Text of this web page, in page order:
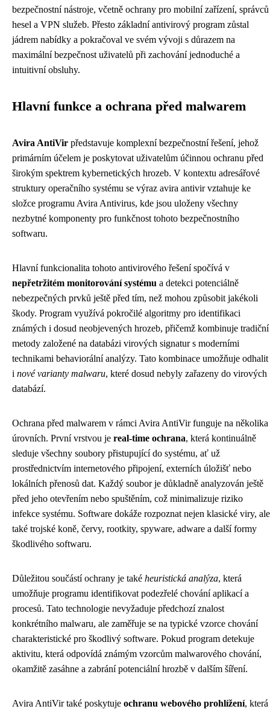
bezpečnostní nástroje, včetně ochrany pro mobilní zařízení, správců
hesel a VPN služeb. Přesto základní antivirový program zůstal
jádrem nabídky a pokračoval ve svém vývoji s důrazem na
maximální bezpečnost uživatelů při zachování jednoduché a
intuitivní obsluhy.
Hlavní funkce a ochrana před malwarem
Avira AntiVir představuje komplexní bezpečnostní řešení, jehož
primárním účelem je poskytovat uživatelům účinnou ochranu před
širokým spektrem kybernetických hrozeb. V kontextu adresářové
struktury operačního systému se výraz avira antivir vztahuje ke
složce programu Avira Antivirus, kde jsou uloženy všechny
nezbytné komponenty pro funkčnost tohoto bezpečnostního
softwaru.
Hlavní funkcionalita tohoto antivirového řešení spočívá v
nepřetržitém monitorování systému a detekci potenciálně
nebezpečných prvků ještě před tím, než mohou způsobit jakékoli
škody. Program využívá pokročilé algoritmy pro identifikaci
známých i dosud neobjevených hrozeb, přičemž kombinuje tradiční
metody založené na databázi virových signatur s moderními
technikami behaviorální analýzy. Tato kombinace umožňuje odhalit
i nové varianty malwaru, které dosud nebyly zařazeny do virových
databází.
Ochrana před malwarem v rámci Avira AntiVir funguje na několika
úrovních. První vrstvou je real-time ochrana, která kontinuálně
sleduje všechny soubory přistupující do systému, ať už
prostřednictvím internetového připojení, externích úložišť nebo
lokálních přenosů dat. Každý soubor je důkladně analyzován ještě
před jeho otevřením nebo spuštěním, což minimalizuje riziko
infekce systému. Software dokáže rozpoznat nejen klasické viry, ale
také trojské koně, červy, rootkity, spyware, adware a další formy
škodlivého softwaru.
Důležitou součástí ochrany je také heuristická analýza, která
umožňuje programu identifikovat podezřelé chování aplikací a
procesů. Tato technologie nevyžaduje předchozí znalost
konkrétního malwaru, ale zaměřuje se na typické vzorce chování
charakteristické pro škodlivý software. Pokud program detekuje
aktivitu, která odpovídá známým vzorcům malwarového chování,
okamžitě zasáhne a zabrání potenciální hrozbě v dalším šíření.
Avira AntiVir také poskytuje ochranu webového prohlížení, která